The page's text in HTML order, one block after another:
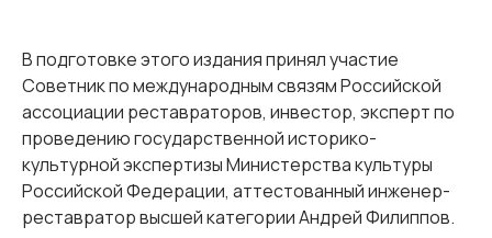
В подготовке этого издания принял участие
Советник по международным связям Российской
ассоциации реставраторов, инвестор, эксперт по
проведению государственной историко-
культурной экспертизы Министерства культуры
Российской Федерации, аттестованный инженер-
реставратор высшей категории Андрей Филиппов.